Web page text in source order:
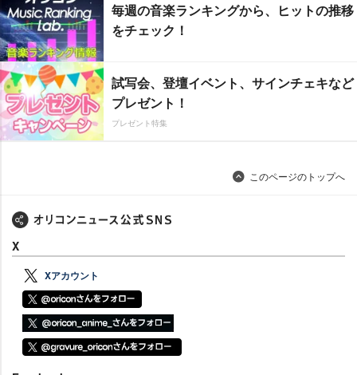
毎週の音楽ランキングから、ヒットの推移
をチェック！
試写会、登壇イベント、サインチェキなど
プレゼント！
プレゼント特集
このページのトップへ
X
Xアカウント